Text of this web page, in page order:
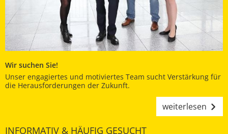
Wir suchen Sie!
Unser engagiertes und motiviertes Team sucht Verstärkung für
die Herausforderungen der Zukunft.
weiterlesen
INFORMATIV & HÄUFIG GESUCHT